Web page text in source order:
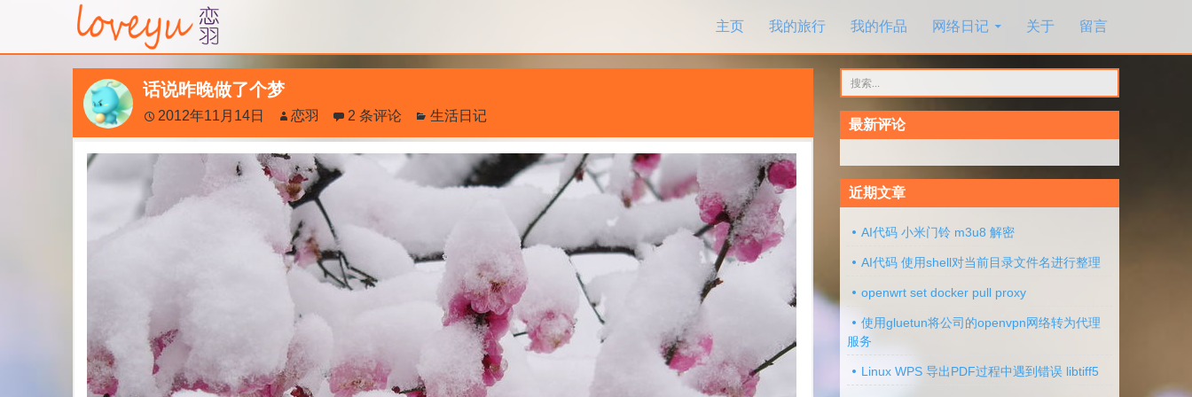
主页
我的旅行 我的作品 网络日记 关于 留言
话说昨晚做了个梦
2012年11月14日 恋羽 2 条评论 生活日记
索：
最新评论
近期文章
AI代码 小米门铃 m3u8 解密
AI代码 使用shell对当前目录文件名进行整理
openwrt set docker pull proxy
使用gluetun将公司的openvpn网络转为代理
服务
Linux WPS 导出PDF过程中遇到错误 libtiff5